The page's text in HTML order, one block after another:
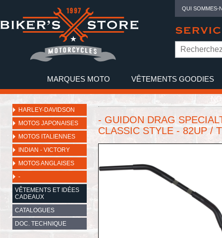
QUI SOMMES-
MARQUES MOTO VÊTEMENTS GOODIES
HARLEY-DAVIDSON
MOTOS JAPONAISES
MOTOS ITALIENNES
INDIAN - VICTORY
MOTOS ANGLAISES
-
VÊTEMENTS ET IDÉES
CADEAUX
CATALOGUES
DOC. TECHNIQUE
- GUIDON DRAG
CLASSIC STYLE - 82UP /